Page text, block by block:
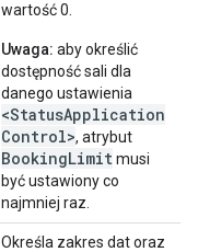
wartość 0.
Uwaga: aby określić
dostępność sali dla
danego ustawienia
<StatusApplication
Control>, atrybut
BookingLimitmusi
być ustawiony co
najmniej raz.
Określa zakres dat oraz